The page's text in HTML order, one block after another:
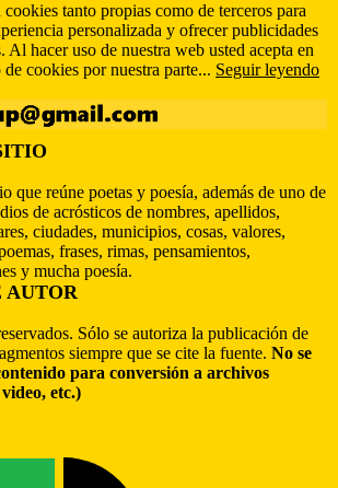
tanto propias como de terceros para
personalizada y ofrecer publicidades
Al hacer uso de nuestra web usted acepta en
cookies por nuestra parte... Seguir leyendo
que reúne poetas y poesía, además de uno de
de acrósticos de nombres, apellidos,
ciudades, municipios, cosas, valores,
frases, rimas, pensamientos,
y mucha poesía.
AUTOR
Sólo se autoriza la publicación de
siempre que se cite la fuente. No se
para conversión a archivos
etc.)